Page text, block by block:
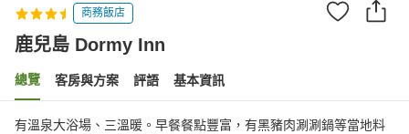
商務飯店
鹿兒島 Dormy Inn
總覽 客房與方案 評語 基本資訊
有溫泉大浴場、三溫暖。早餐餐點豐富，有黑豬肉涮涮鍋等當地料